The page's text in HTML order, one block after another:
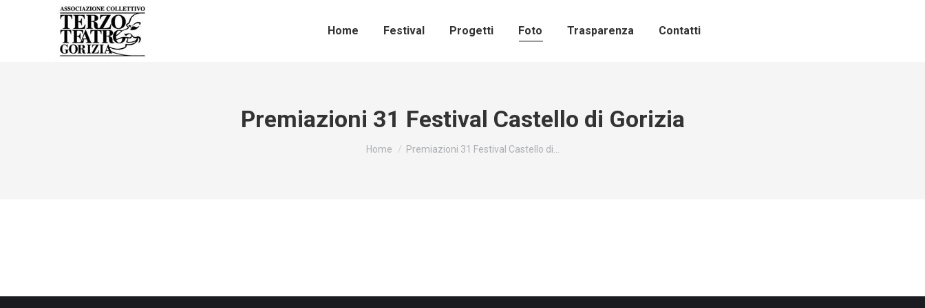
Home Festival Progetti Foto Trasparenza Contatti
Premiazioni 31 Festival Castello di Gorizia
Tu sei qui:
Home Premiazioni 31 Festival Castello di…